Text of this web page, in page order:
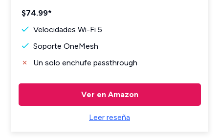
$74.99*
Velocidades Wi-Fi 5
Soporte OneMesh
Un solo enchufe passthrough
Ver en Amazon
Leer reseña